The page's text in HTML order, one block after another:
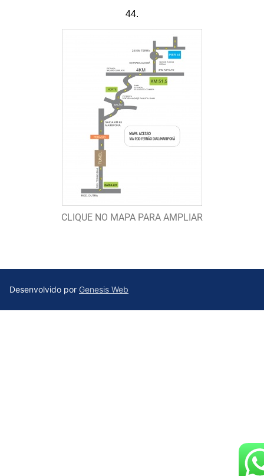
44.
CLIQUE NO MAPA PARA AMPLIAR
Desenvolvido por Genesis Web